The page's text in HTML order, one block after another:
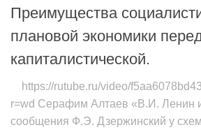
Преимущества
плановой экономики
капиталистической.
https://rutube.ru/video/
r=wd Серафим Алтаев «В.И. Ленин
сообщения Ф.Э. Дзержинский у